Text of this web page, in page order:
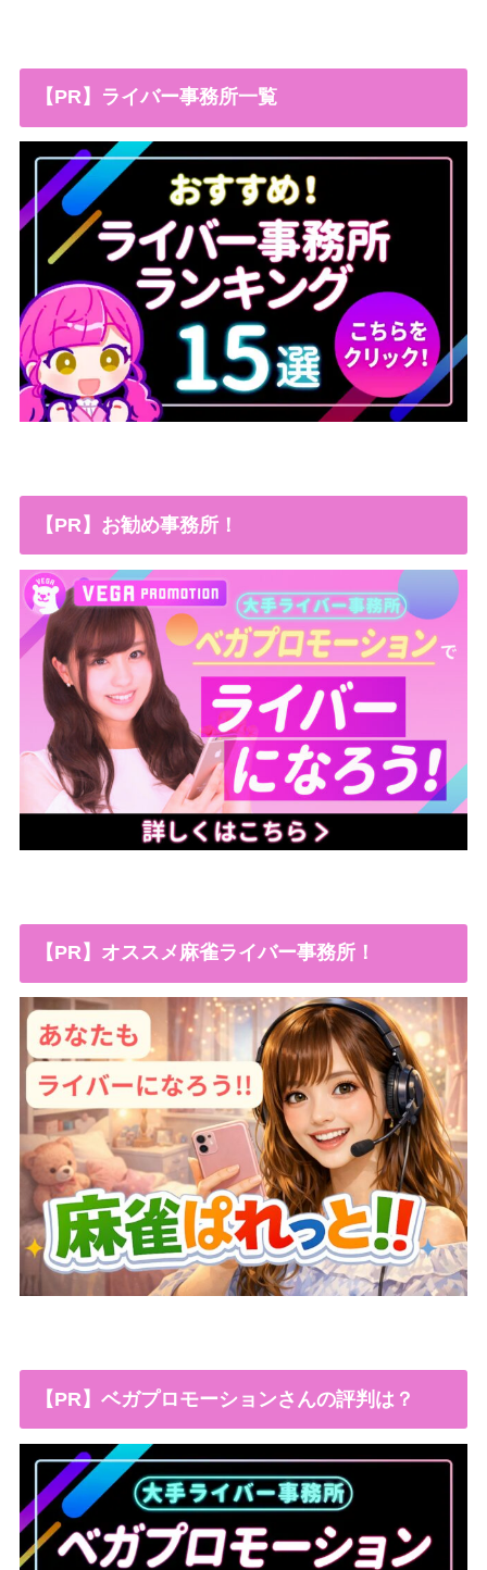
【PR】ライバー事務所一覧
【PR】お勧め事務所！
【PR】オススメ麻雀ライバー事務所！
【PR】ベガプロモーションさんの評判は？